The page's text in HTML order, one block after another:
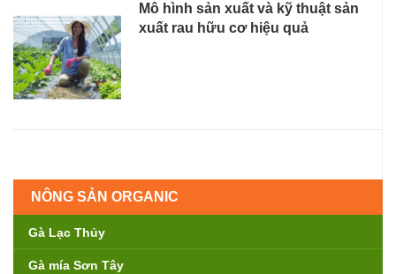
Mô hình sản xuất và kỹ thuật sản
xuất rau hữu cơ hiệu quả
NÔNG SẢN ORGANIC
Gà Lạc Thủy
Gà mía Sơn Tây